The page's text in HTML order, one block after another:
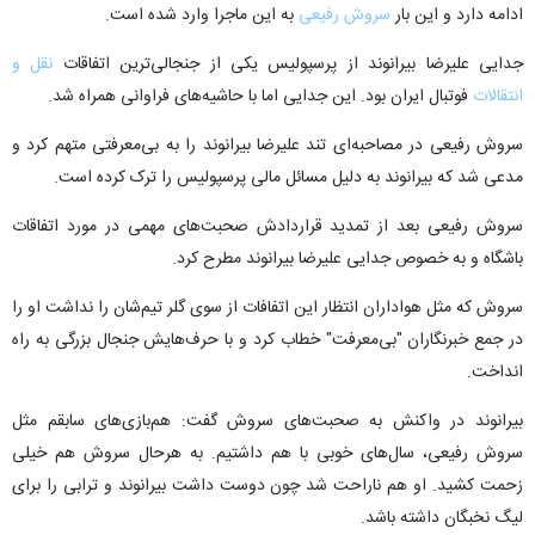
ادامه دارد و این بارسروش رفیعی به این ماجرا وارد شده است.
جدایی علیرضا بیرانوند از پرسپولیس یکی از جنجالی‌ترین اتفاقات نقل و
انتقالات فوتبال ایران بود. این جدایی اما با حاشیه‌های فراوانی همراه شد.
سروش رفیعی در مصاحبه‌ای تند علیرضا بیرانوند را به بی‌معرفتی متهم کرد و
مدعی شد که بیرانوند به دلیل مسائل مالی پرسپولیس را ترک کرده است.
سروش رفیعی بعد از تمدید قراردادش صحبت‌های مهمی در مورد اتفاقات
باشگاه و به خصوص جدایی علیرضا بیرانوند مطرح کرد‌.
سروش که مثل هواداران انتظار این اتفافات از سوی گلر تیم‌شان را نداشت او را
در جمع خبرنگاران "بی‌معرفت" خطاب کرد و با حرف‌هایش جنجال بزرگی به راه
انداخت.
بیرانوند در واکنش به صحبت‌های سروش گفت: هم‌بازی‌های سابقم مثل
سروش رفیعی، سال‌های خوبی با هم داشتیم. به هرحال سروش هم خیلی
زحمت کشید. او هم ناراحت شد چون دوست داشت بیرانوند و ترابی را برای
لیگ نخبگان داشته باشد.